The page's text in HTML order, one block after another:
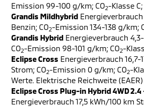
Emission 99-100 g/km; CO2-Klasse C;
Grandis Mildhybrid
Benzin; CO2-Emission 134-138 g/km;
Grandis Hybrid Energieverbrauch
CO2-Emission 98-101 g/km; CO2-
Eclipse Cross Energieverbrauch 16,7-
Strom; CO2-Emission 0 g/km; CO2-
Werte. Elektrische Reichweite
Eclipse Cross Plug-in Hybrid 4WD
Energieverbrauch 17,5 kWh/100 km